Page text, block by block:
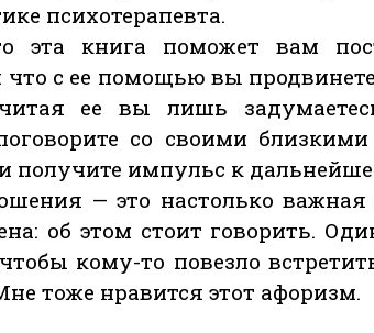
психотерапевта.
эта книга поможет вам
с ее помощью вы
ее вы лишь
со своими
и получите импульс к
— это настолько важная
об этом стоит говорить.
кому-то повезло
тоже нравится этот афоризм.